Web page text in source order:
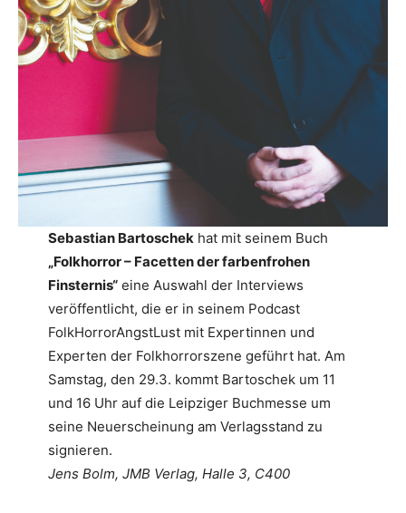
Sebastian Bartoschekhat mit seinem Buch
„Folkhorror – Facetten der farbenfrohen
Finsternis“eine Auswahl der Interviews
veröffentlicht, die er in seinem Podcast
FolkHorrorAngstLust mit Expertinnen und
Experten der Folkhorrorszene geführt hat. Am
Samstag, den 29.3. kommt Bartoschek um 11
und 16 Uhr auf die Leipziger Buchmesse um
seine Neuerscheinung am Verlagsstand zu
signieren.
Jens Bolm, JMB Verlag, Halle 3, C400